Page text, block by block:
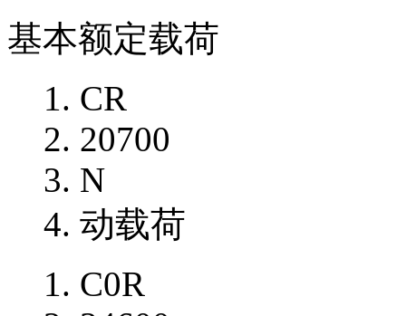
基本额定载荷
CR
20700
N
动载荷
C0R